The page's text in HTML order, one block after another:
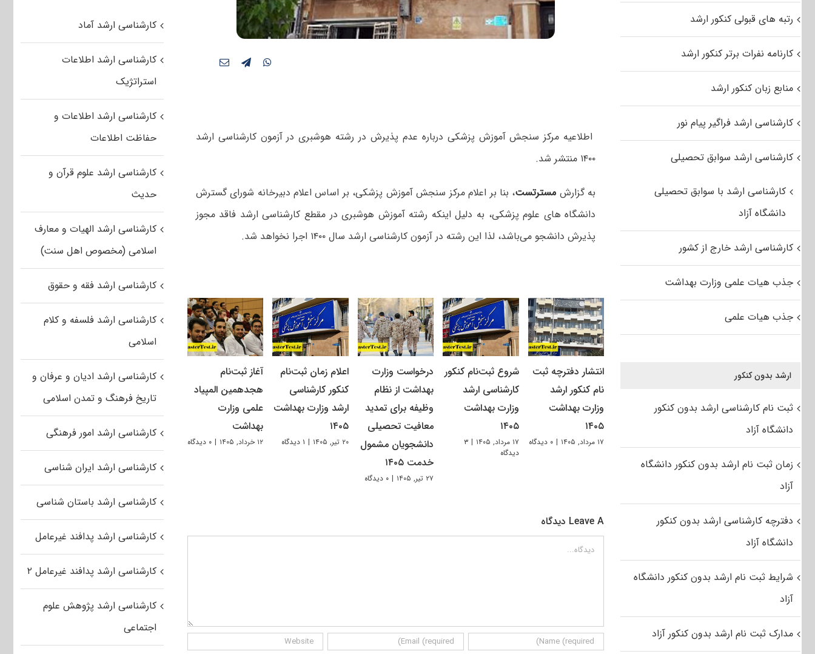
اطلاعیه مرکز سنجش آموزش پزشکی درباره عدم پذیرش در رشته هوشبری در آزمون کارشناسی ارشد
۱۴۰۰ منتشر شد.
به گزارش مسترتست، بنا بر اعلام مرکز سنجش آموزش پزشکی، بر اساس اعلام دبیرخانه شورای گسترش
دانشگاه ھای علوم پزشکی، به دلیل اینکه رشته آموزش ھوشبری در مقطع کارشناسی ارشد فاقد مجوز
پذیرش دانشجو می‌باشد، لذا این رشته در آزمون کارشناسی ارشد سال ۱۴۰۰ اجرا نخواھد شد.
انتشار دفترچه ثبت
نام کنکور ارشد
وزارت بهداشت
۱۴۰۵
۱۷ مرداد, ۱۴۰۵ | ۰ دیدگاه
شروع ثبت‌نام کنکور
کارشناسی ارشد
وزارت بهداشت
۱۴۰۵
۱۷ مرداد, ۱۴۰۵ | ۳
دیدگاه
درخواست وزارت
بهداشت از نظام
وظیفه برای تمدید
معافیت تحصیلی
دانشجویان مشمول
خدمت ۱۴۰۵
۲۷ تیر, ۱۴۰۵ | ۰ دیدگاه
اعلام زمان ثبت‌نام
کنکور کارشناسی
ارشد وزارت بهداشت
۱۴۰۵
۲۰ تیر, ۱۴۰۵ | ۱ دیدگاه
آغاز ثبت‌نام
هجدهمین المپیاد
علمی وزارت
بهداشت
۱۲ خرداد, ۱۴۰۵ | ۰ دیدگاه
Leave A دیدگاه
دیدگاه
کارشناسی ارشد آماد
کارشناسی ارشد اطلاعات
استراتژیک
کارشناسی ارشد اطلاعات و
حفاظت اطلاعات
کارشناسی ارشد علوم قرآن و
حدیث
کارشناسی ارشد الهیات و معارف
اسلامی (مخصوص اهل سنت)
کارشناسی ارشد فقه و حقوق
کارشناسی ارشد فلسفه و کلام
اسلامی
کارشناسی ارشد ادیان و عرفان و
تاریخ فرهنگ و تمدن اسلامی
کارشناسی ارشد امور فرهنگی
کارشناسی ارشد ایران شناسی
کارشناسی ارشد باستان شناسی
کارشناسی ارشد پدافند غیرعامل
کارشناسی ارشد پدافند غیرعامل ۲
کارشناسی ارشد پژوهش علوم
اجتماعی
رتبه های قبولی کنکور ارشد
کارنامه نفرات برتر کنکور ارشد
منابع زبان کنکور ارشد
کارشناسی ارشد فراگیر پیام نور
کارشناسی ارشد سوابق تحصیلی
کارشناسی ارشد با سوابق تحصیلی
دانشگاه آزاد
کارشناسی ارشد خارج از کشور
جذب هیات علمی وزارت بهداشت
جذب هیات علمی
ارشد بدون کنکور
ثبت نام کارشناسی ارشد بدون کنکور
دانشگاه آزاد
زمان ثبت نام ارشد بدون کنکور دانشگاه
آزاد
دفترچه کارشناسی ارشد بدون کنکور
دانشگاه آزاد
شرایط ثبت نام ارشد بدون کنکور دانشگاه
آزاد
مدارک ثبت نام ارشد بدون کنکور آزاد